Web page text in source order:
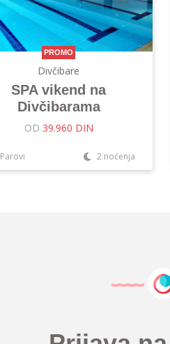
PROMO
Divčibare
SPA vikend na
Divčibarama
OD 39.960 DIN
Parovi 2 noćenja